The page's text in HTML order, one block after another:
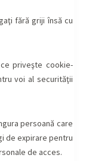
fără griji însă cu
priveşte cookie-
voi al securităţii
persoană care
de expirare pentru
de acces.